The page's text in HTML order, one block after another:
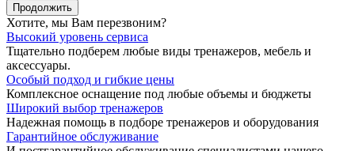
Продолжить
Хотите, мы Вам перезвоним?
Высокий уровень сервиса
Тщательно подберем любые виды тренажеров, мебель и
аксессуары.
Особый подход и гибкие цены
Комплексное оснащение под любые объемы и бюджеты
Широкий выбор тренажеров
Надежная помощь в подборе тренажеров и оборудования
Гарантийное обслуживание